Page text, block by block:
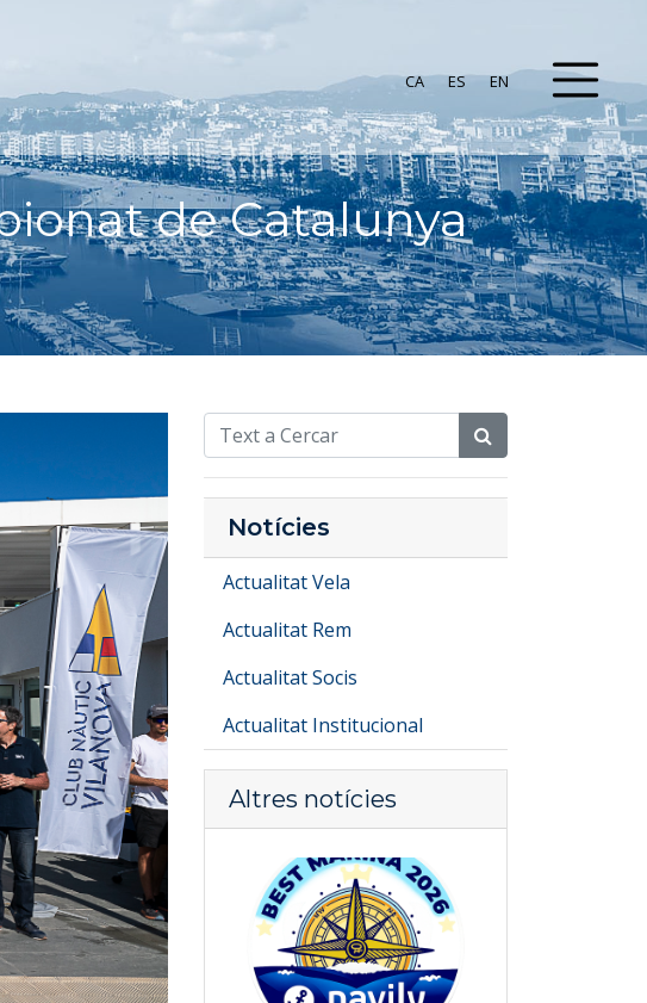
CA ES EN
de Catalunya
Notícies
Actualitat Vela
Actualitat Rem
Actualitat Socis
Actualitat Institucional
Altres notícies